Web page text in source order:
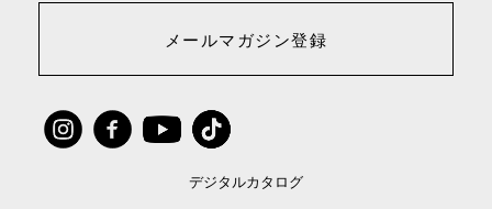
メールマガジン登録
デジタルカタログ